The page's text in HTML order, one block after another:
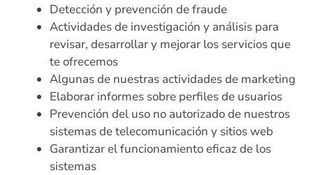
Detección y prevención de fraude
Actividades de investigación y análisis para
revisar, desarrollar y mejorar los servicios que
te ofrecemos
Algunas de nuestras actividades de marketing
Elaborar informes sobre perfiles de usuarios
Prevención del uso no autorizado de nuestros
sistemas de telecomunicación y sitios web
Garantizar el funcionamiento eficaz de los
sistemas